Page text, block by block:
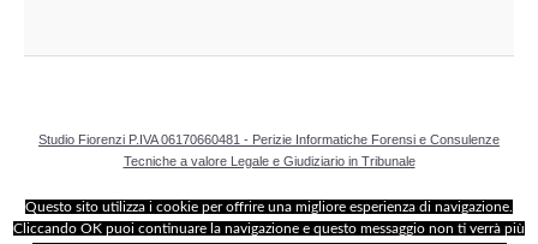
CYBER SECURITY
Security Management
Studio Fiorenzi P.IVA 06170660481 - Perizie Informatiche Forensi e Consulenze
Tecniche a valore Legale e Giudiziario in Tribunale
Questo sito utilizza i cookie per offrire una migliore esperienza di navigazione.
Cliccando OK puoi continuare la navigazione e questo messaggio non ti verrà più